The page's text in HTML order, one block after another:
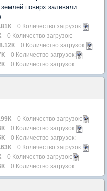
поверх заливали
0 Количество загрузок:
0 Количество загрузок:
0 Количество загрузок:
0 Количество загрузок:
0 Количество загрузок:
0 Количество загрузок:
0 Количество загрузок:
0 Количество загрузок:
0 Количество загрузок:
0 Количество загрузок:
0 Количество загрузок: